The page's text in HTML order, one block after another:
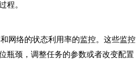
程。
络的状态利用率的监控。这些监控
瓶颈，调整任务的参数或者改变配置